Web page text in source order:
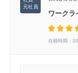
ワーク
在籍時期：